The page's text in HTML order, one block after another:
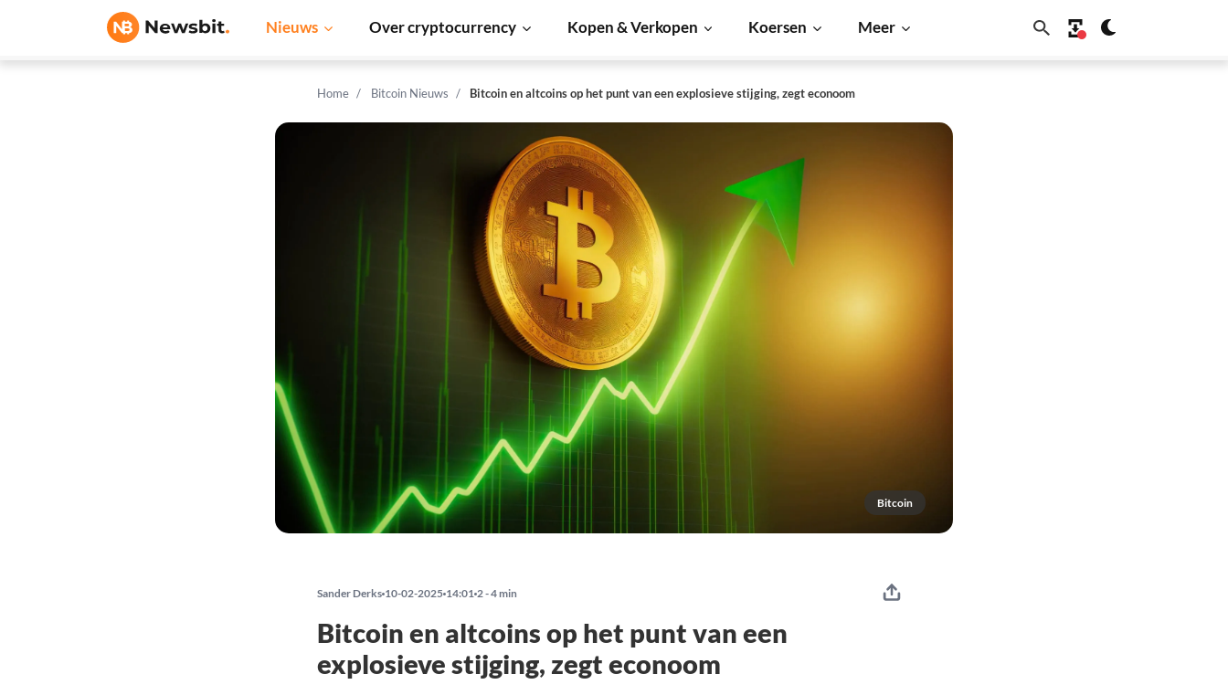
Nieuws Over cryptocurrency Kopen & Verkopen Koersen Meer
Home Bitcoin Nieuws Bitcoin en altcoins op het punt van een explosieve stijging, zegt econoom
Bitcoin
Sander Derks 10-02-2025 14:01 2 - 4 min
Bitcoin en altcoins op het punt van een
explosieve stijging, zegt econoom